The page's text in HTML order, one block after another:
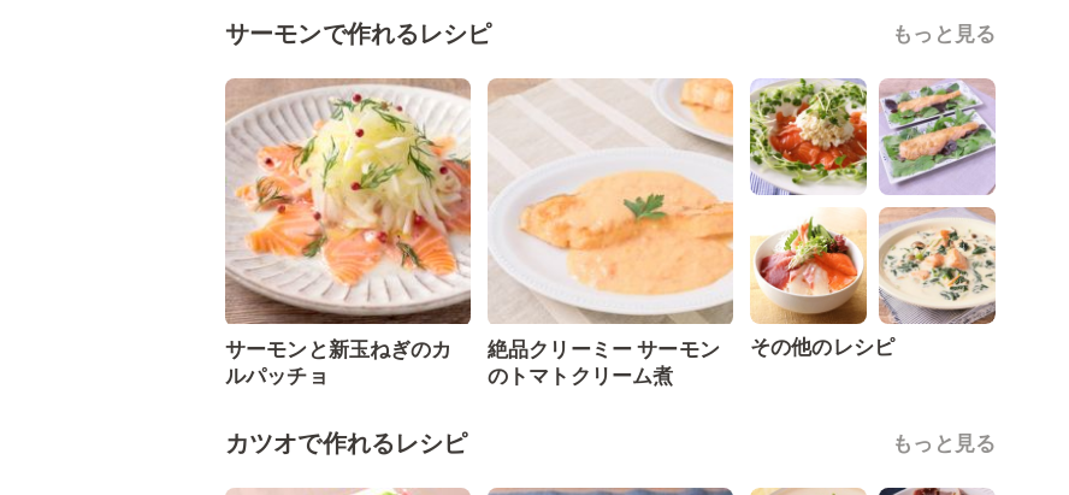
サーモンで作れるレシピ もっと見る
サーモンと新玉ねぎのカ
ルパッチョ
絶品クリーミー サーモン
のトマトクリーム煮
その他のレシピ
カツオで作れるレシピ もっと見る